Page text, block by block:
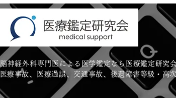
脳神経外科専門医による医学鑑定なら医療鑑定研究
医療事故、医療過誤、交通事故、後遺障害等級・高